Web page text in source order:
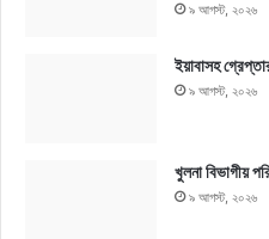
৯ আগস্ট, ২০২৬
ইয়াবাসহ
৯ আগস্ট, ২০২৬
খুলনা বিভাগীয়
৯ আগস্ট, ২০২৬